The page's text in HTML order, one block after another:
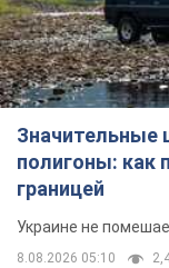
Значительные
полигоны: как
границей
Украине не
8.08.2026 05:10